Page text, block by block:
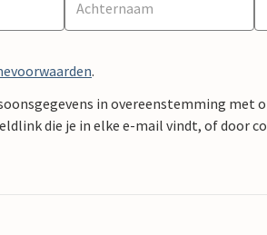
.
in overeenstemming met
die je in elke e-mail vindt, of door